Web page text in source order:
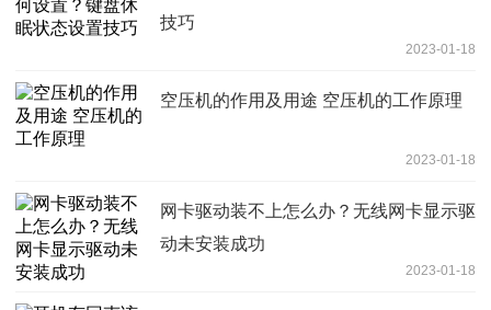
技巧
2023-01-18
空压机的作用及用途 空压机的工作原理
2023-01-18
网卡驱动装不上怎么办？无线网卡显示驱
动未安装成功
2023-01-18